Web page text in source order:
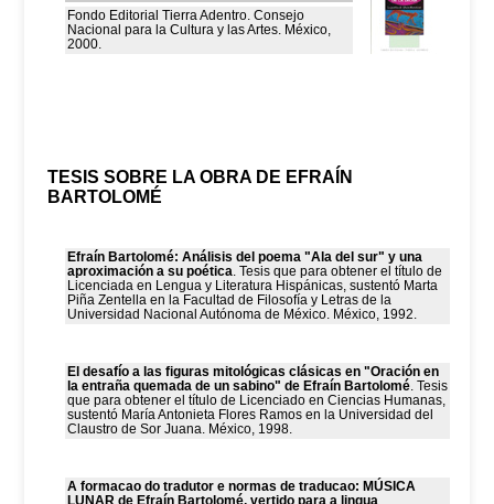
Fondo Editorial Tierra Adentro. Consejo
Nacional para la Cultura y las Artes. México,
2000.
TESIS SOBRE LA OBRA DE EFRAÍN
BARTOLOMÉ
Efraín Bartolomé: Análisis del poema "Ala del sur" y una
aproximación a su poética. Tesis que para obtener el título de
Licenciada en Lengua y Literatura Hispánicas, sustentó Marta
Piña Zentella en la Facultad de Filosofía y Letras de la
Universidad Nacional Autónoma de México. México, 1992.
El desafío a las figuras mitológicas clásicas en "Oración en
la entraña quemada de un sabino" de Efraín Bartolomé. Tesis
que para obtener el título de Licenciado en Ciencias Humanas,
sustentó María Antonieta Flores Ramos en la Universidad del
Claustro de Sor Juana. México, 1998.
A formacao do tradutor e normas de traducao: MÚSICA
LUNAR de Efraín Bartolomé, vertido para a lingua